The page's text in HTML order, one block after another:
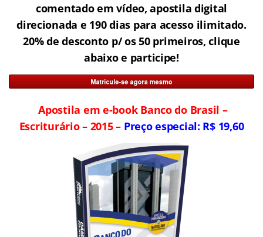
comentado em vídeo, apostila digital
direcionada e 190 dias para acesso ilimitado.
20% de desconto p/ os 50 primeiros, clique
abaixo e participe!
Apostila em e-book Banco do Brasil –
Escriturário – 2015 – Preço especial: R$ 19,60